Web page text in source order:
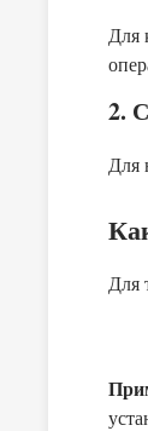
Для
2.
Для
Для